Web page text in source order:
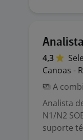
4,3
Canoas -
A
Analista
N1/N2
suporte